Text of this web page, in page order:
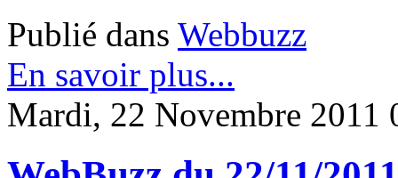
Publié dans Webbuzz
En savoir plus...
Mardi, 22 Novembre 2011